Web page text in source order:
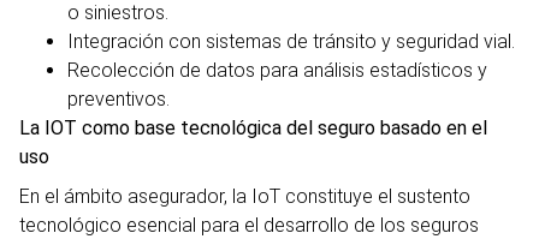
o siniestros.
Integración con sistemas de tránsito y seguridad vial.
Recolección de datos para análisis estadísticos y
preventivos.
La IOT como base tecnológica del seguro basado en el
uso
En el ámbito asegurador, la IoT constituye el sustento
tecnológico esencial para el desarrollo de los seguros